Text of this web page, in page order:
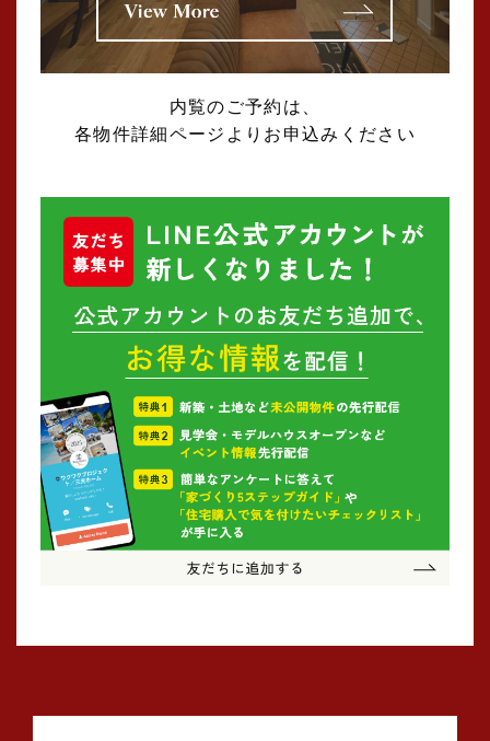
内覧のご予約は、
各物件詳細ページよりお申込みください